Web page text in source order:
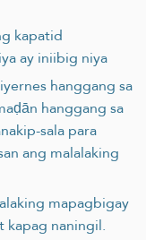
kapatid
ay iniibig niya
hanggang sa
hanggang sa
sala para
ang malalaking
mapagbigay
kapag naningil.